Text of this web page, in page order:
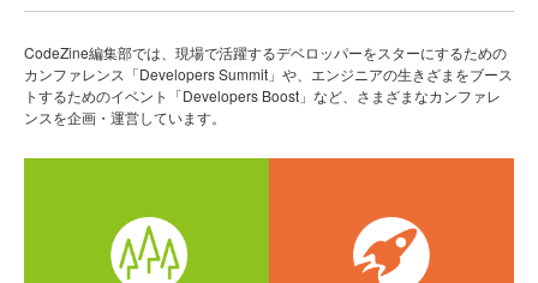
CodeZine編集部では、現場で活躍するデベロッパーをスターにするための
カンファレンス「Developers Summit」や、エンジニアの生きざまをブース
トするためのイベント「Developers Boost」など、さまざまなカンファレ
ンスを企画・運営しています。